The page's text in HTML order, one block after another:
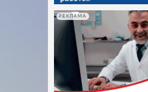
РЕКЛАМА